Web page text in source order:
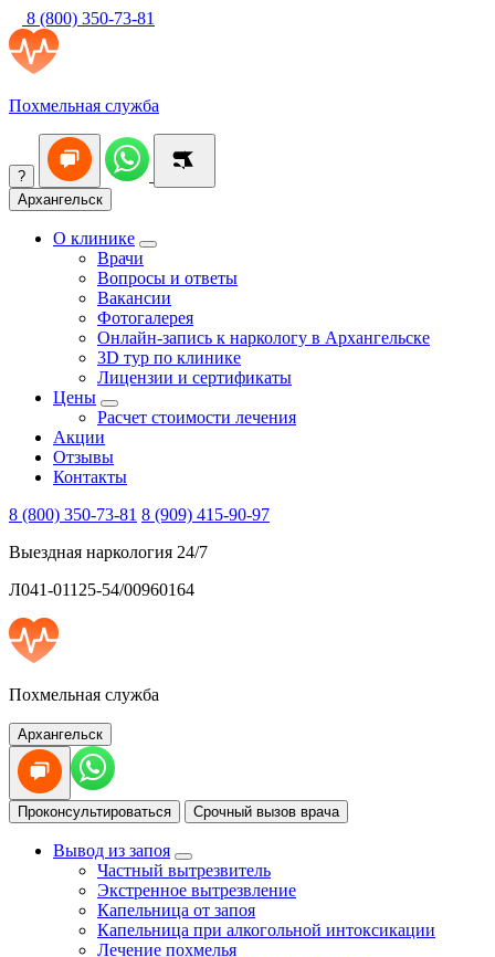
8 (800) 350-73-81
Похмельная служба
?
Архангельск
О клинике
Врачи
Вопросы и ответы
Вакансии
Фотогалерея
Онлайн-запись к наркологу в Архангельске
3D тур по клинике
Лицензии и сертификаты
Цены
Расчет стоимости лечения
Акции
Отзывы
Контакты
8 (800) 350-73-81 8 (909) 415-90-97
Выездная наркология 24/7
Л041-01125-54/00960164
Похмельная служба
Архангельск
Проконсультироваться Срочный вызов врача
Вывод из запоя
Частный вытрезвитель
Экстренное вытрезвление
Капельница от запоя
Капельница при алкогольной интоксикации
Лечение похмелья